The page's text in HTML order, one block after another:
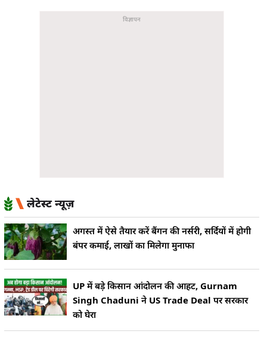
लेटेस्ट न्यूज़
अगस्त में ऐसे तैयार करें बैंगन की नर्सरी, सर्दियों में होगी
बंपर कमाई, लाखों का मिलेगा मुनाफा
UP में बड़े किसान आंदोलन की आहट, Gurnam
Singh Chaduni ने US Trade Deal पर सरकार
को घेरा